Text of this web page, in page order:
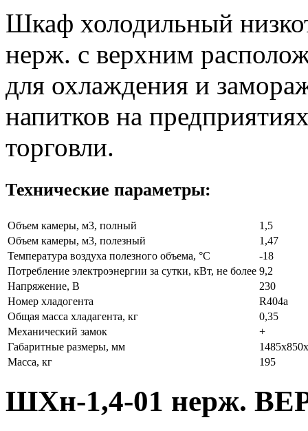
Шкаф холодильный
нерж. с верхним
для охлаждения и
напитков на
торговли.
Технические параметры:
Объем камеры, м3, полный
1,5
Объем камеры, м3, полезный
1,47
Температура воздуха полезного объема, °C
-18
Потребление электроэнергии за сутки, кВт, не более 9,2
Напряжение, В
230
Номер хладогента
R404а
Общая масса хладагента, кг
0,35
Механический замок
+
Габаритные размеры, мм
Масса, кг
195
ШХн-1,4-01 нерж.